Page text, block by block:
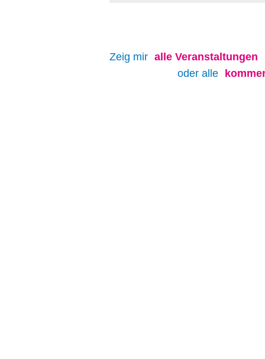
Zeig mir alle Veranstaltungen
oder alle